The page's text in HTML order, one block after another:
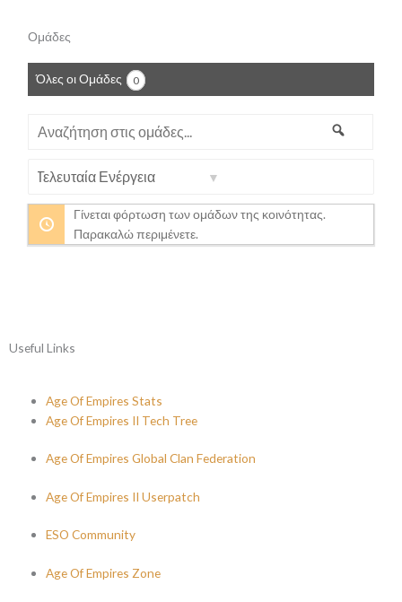
Ομάδες
Όλες οι Ομάδες 0
Αναζήτηση
Γίνεται φόρτωση των ομάδων της κοινότητας.
Παρακαλώ περιμένετε.
Useful Links
Age Of Empires Stats
Age Of Empires II Tech Tree
Age Of Empires Global Clan Federation
Age Of Empires II Userpatch
ESO Community
Age Of Empires Zone